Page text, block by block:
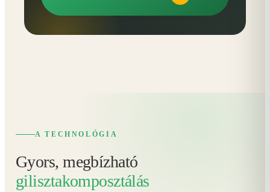
A TECHNOLÓGIA
Gyors, megbízható
gilisztakomposztálás